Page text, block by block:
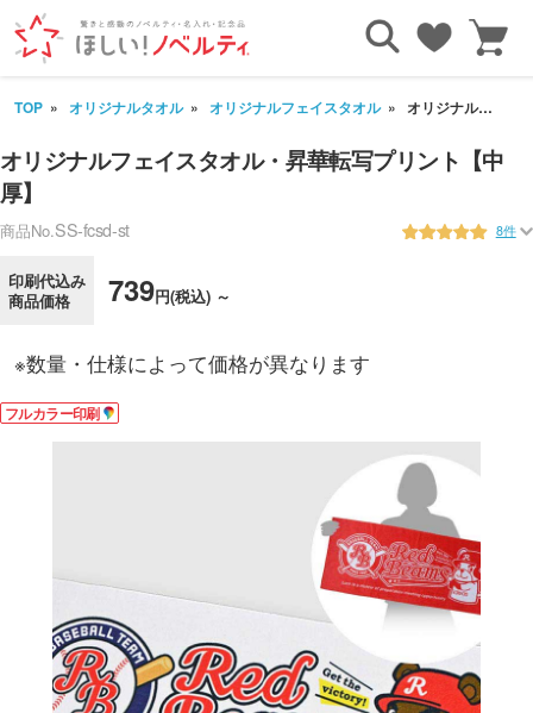
TOP オリジナルタオル オリジナルフェイスタオル オリジナルフェイスタオル・昇華転写プリント【中厚】
オリジナルフェイスタオル・昇華転写プリント【中
厚】
商品No.SS-fcsd-st 8件
印刷代込み
商品価格
739円(税込) ～
※数量・仕様によって価格が異なります
フルカラー印刷